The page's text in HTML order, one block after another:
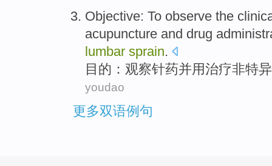
Objective: To observe the
acupuncture and drug
lumbar sprain.
目的 ： 观察针药并用治疗非特
youdao
更多双语例句